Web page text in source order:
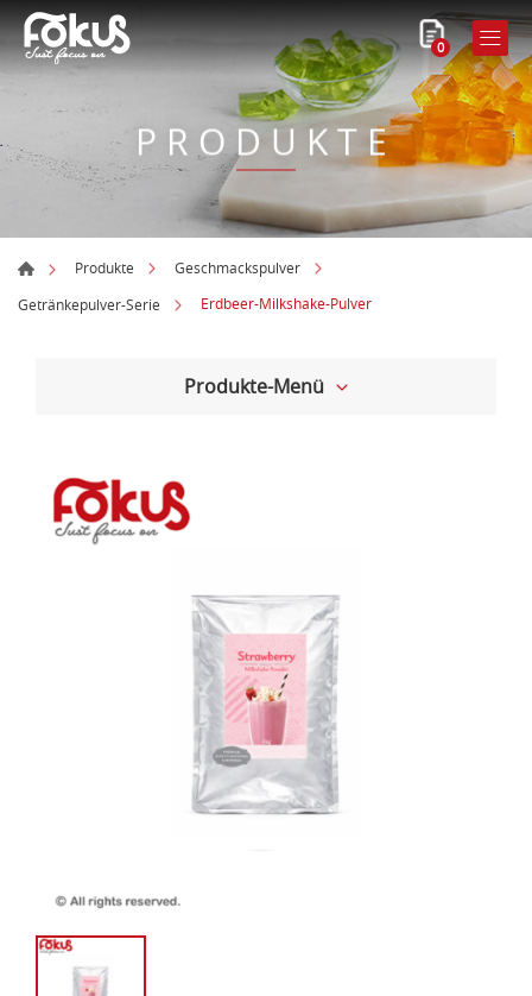
0
PRODUKTE
Produkte
Geschmackspulver
Getränkepulver-Serie
Erdbeer-Milkshake-Pulver
Produkte-Menü